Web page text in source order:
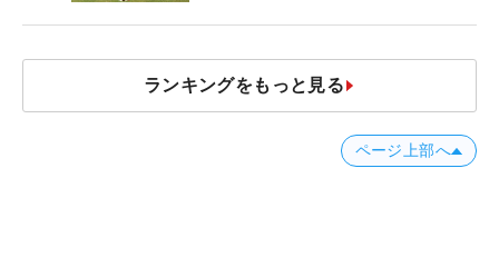
減するワケ
ランキングをもっと見る
ページ上部へ